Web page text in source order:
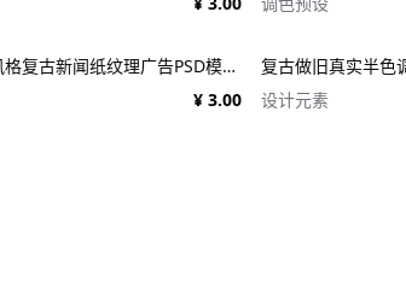
17个复古90年代风格复古新闻纸纹理广告PSD模板 1950s Style Retro Ad Templates
¥ 3.00
设计元素